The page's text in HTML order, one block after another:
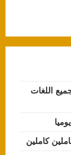
11 الاصلية بجميع اللغات
كاملين